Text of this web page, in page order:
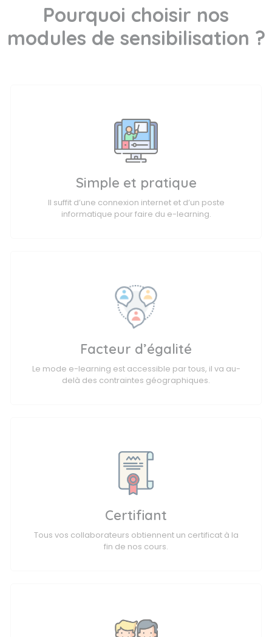
Pourquoi choisir nos
modules de sensibilisation ?
Simple et pratique
Il suffit d’une connexion internet et d’un poste
informatique pour faire du e-learning.
Facteur d’égalité
Le mode e-learning est accessible par tous, il va au-
delà des contraintes géographiques.
Certifiant
Tous vos collaborateurs obtiennent un certificat à la
fin de nos cours.